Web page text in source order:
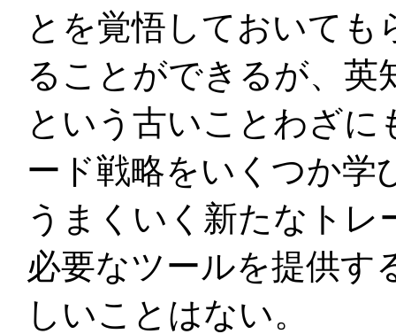
とを覚悟しておいても
ることができるが、英
という古いことわざ
ード戦略をいくつか学
うまくいく新たなト
必要なツールを提供す
しいことはない。